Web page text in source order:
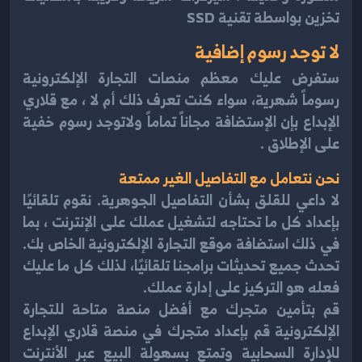
تخزين بواسطة تقنية SSD
لا توجد رسوم إضافية
ستفرض عليك معظم منصات التجارة الإلكترونية
رسوماً شهرية، سواء كنت تعرف ذلك أم لا ، مع قلاري
الإبداع بإن الإستضافة مجاناً تماماً ولاتوجد رسوم خفية
على الإطلاق .
نحن نتعامل مع التفاصيل الغير ممتعة
لا داعي للقلق بشأن التفاصيل الجوهرية. نقوم تلقائيًا
بإعداد كل ما تحتاجه لتشغيل عملك على الإنترنت ، بما
في ذلك استضافة موقع التجارة الإلكترونية الخاص بك.
تحدث جميع تحديثات برامجنا تلقائيًا، لذلك كل ما عليك
فعله هو التركيز على إدارة عملك.
قم بتأمين متجرك مع أفضل منصة متاحة للتجارة
الإلكترونية قم بإعداد متجرك في منصة قلاري الإبداع
للإدارة السحابية وتمتع بسهولة البيع عبر الأنترنت